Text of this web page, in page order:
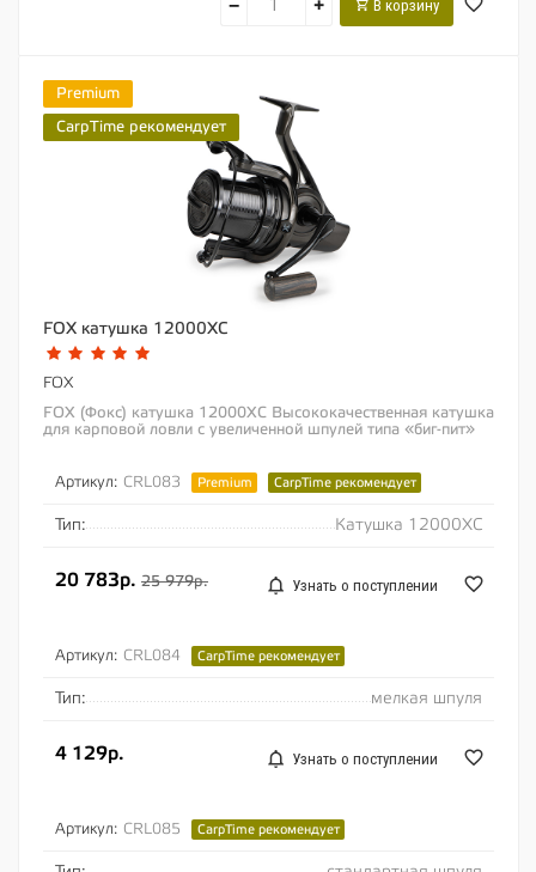
− + В корзину
Premium
CarpTime рекомендует
FOX катушка 12000XC
FOX
FOX (Фокс) катушка 12000XC Высококачественная катушка
для карповой ловли с увеличенной шпулей типа «биг-пит»
Артикул: CRL083 Premium CarpTime рекомендует
Тип: Катушка 12000XC
20 783р. 25 979р. Узнать о поступлении
Артикул: CRL084 CarpTime рекомендует
Тип: мелкая шпуля
4 129р. Узнать о поступлении
Артикул: CRL085 CarpTime рекомендует